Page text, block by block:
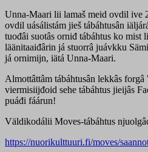
Unna-Maari lii lamaš meid ovdil ive
ovdil uásálistám jieš tábáhtusân
tuođâi suotâs orniđ tábáhtus ko mist
läänitaaiđârin já stuorrâ juávkku
já ornimijn, iätá Unna-Maari.
Almottâttâm tábáhtusân lekkâs
viermisiijđoid sehe tábáhtus jieijâs
puáđi fáárun!
Väldikodálii Moves-tábáhtus
https://nuorikulttuuri.fi/moves/